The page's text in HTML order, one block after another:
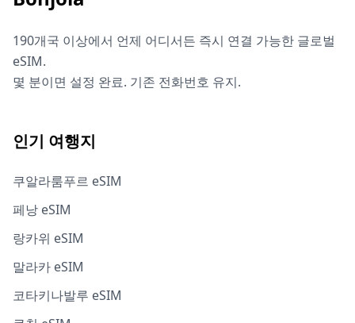
190개국 이상에서 언제 어디서든 즉시 연결 가능한 글로벌
eSIM.
몇 분이면 설정 완료. 기존 전화번호 유지.
인기 여행지
쿠알라룸푸르 eSIM
페낭 eSIM
랑카위 eSIM
말라카 eSIM
코타키나발루 eSIM